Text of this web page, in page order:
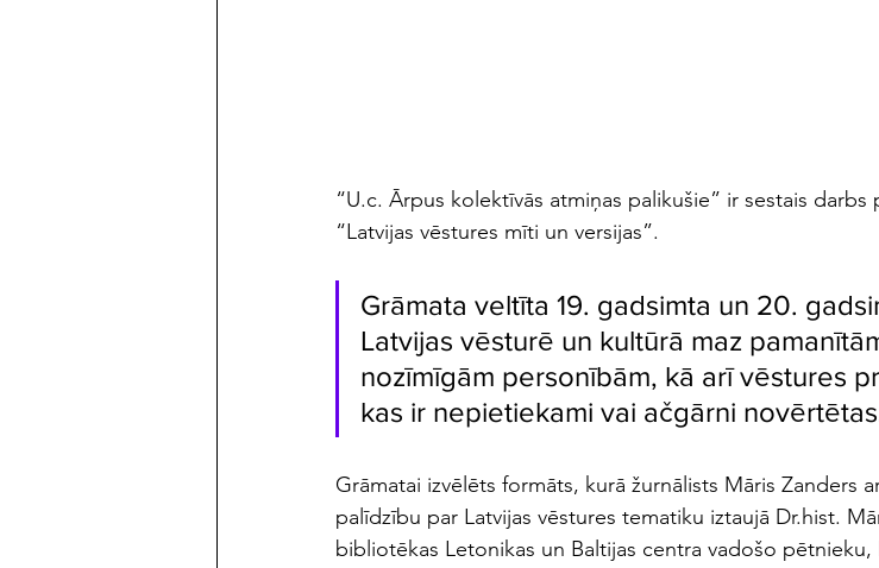
“U.c. Ārpus kolektīvās atmiņas palikušie” ir sestais
“Latvijas vēstures mīti un versijas”.
Grāmata veltīta 19. gadsimta un 20.
Latvijas vēsturē un kultūrā maz
nozīmīgām personībām, kā arī vēstures
kas ir nepietiekami vai ačgārni
Grāmatai izvēlēts formāts, kurā žurnālists Māris Zanders
palīdzību par Latvijas vēstures tematiku iztaujā Dr.hist.
bibliotēkas Letonikas un Baltijas centra vadošo